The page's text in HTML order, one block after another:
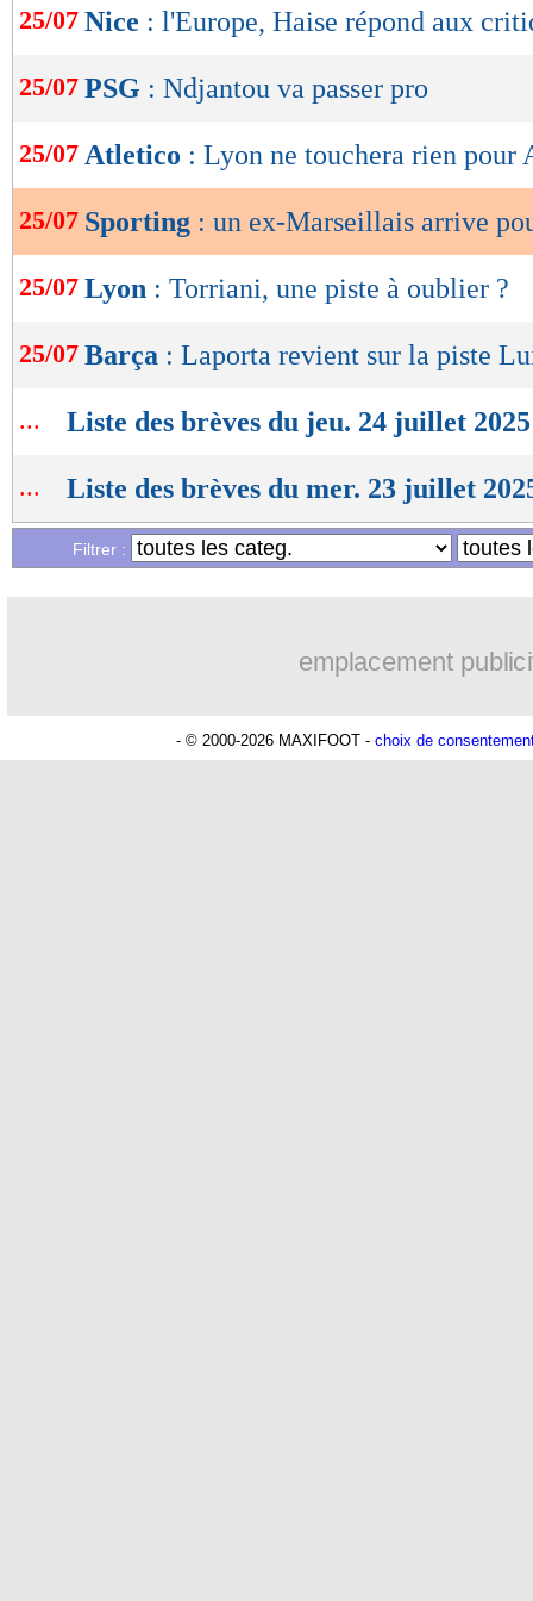
de
OK
25/07 Nice : l'Europe, Haise répond aux
25/07 PSG : Ndjantou va passer pro
25/07 Atletico : Lyon ne touchera rien pour
25/07 Sporting : un ex-Marseillais arrive
25/07 Lyon : Torriani, une piste à oublier ?
25/07 Barça : Laporta revient sur la piste
... Liste des brèves du jeu. 24 juillet 2025
... Liste des brèves du mer. 23 juillet
Filtrer :
emplacement
- © 2000-2026 MAXIFOOT - choix de